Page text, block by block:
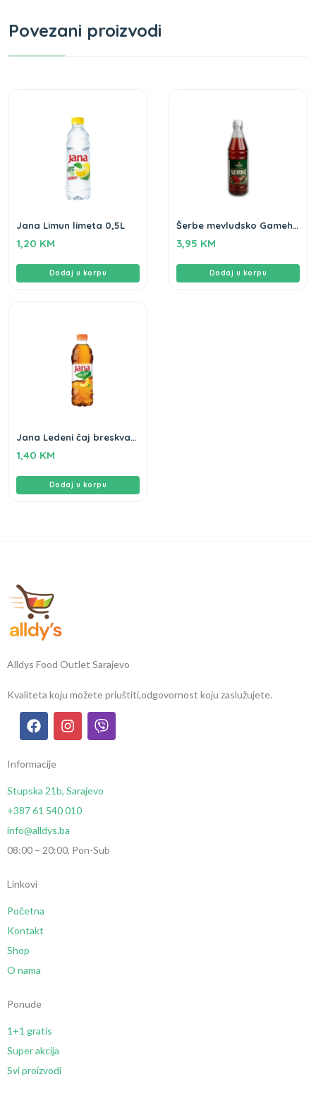
Povezani proizvodi
Jana Limun limeta 0,5L
1,20 KM
Dodaj u korpu
Šerbe mevludsko Gameha
3,95 KM
Dodaj u korpu
Jana Ledeni čaj breskva
1,40 KM
Dodaj u korpu
Alldys Food Outlet Sarajevo
Kvaliteta koju možete priuštiti,odgovornost koju zaslužujete.
Informacije
Stupska 21b, Sarajevo
+387 61 540 010
info@alldys.ba
08:00 – 20:00, Pon-Sub
Linkovi
Početna
Kontakt
Shop
O nama
Ponude
1+1 gratis
Super akcija
Svi proizvodi